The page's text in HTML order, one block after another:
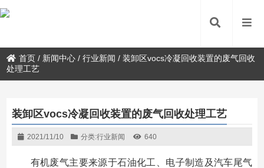
首页 / 新闻中心 /行业新闻 /装卸区vocs冷凝回收装置的废气回收
处理工艺
装卸区vocs冷凝回收装置的废气回收处理工艺
2021/11/10 分类:行业新闻 640
有机废气主要来源于石油化工、电子制造及汽车尾气